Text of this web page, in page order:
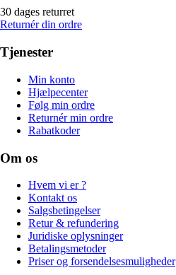
30 dages returret
Returnér din ordre
Tjenester
Min konto
Hjælpecenter
Følg min ordre
Returnér min ordre
Rabatkoder
Om os
Hvem vi er ?
Kontakt os
Salgsbetingelser
Retur & refundering
Juridiske oplysninger
Betalingsmetoder
Priser og forsendelsesmuligheder